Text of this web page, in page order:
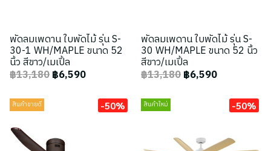
พัดลมเพดาน ใบพัดไม้ รุ่น S-
30-1 WH/MAPLE ขนาด 52
นิ้ว สีขาว/เมเปิ้ล
฿13,180฿6,590
พัดลมเพดาน ใบพัดไม้ รุ่น S-
30 WH/MAPLE ขนาด 52 นิ้ว
สีขาว/เมเปิ้ล
฿13,180฿6,590
สินค้าขายดี -50% สินค้าใหม่ -50%